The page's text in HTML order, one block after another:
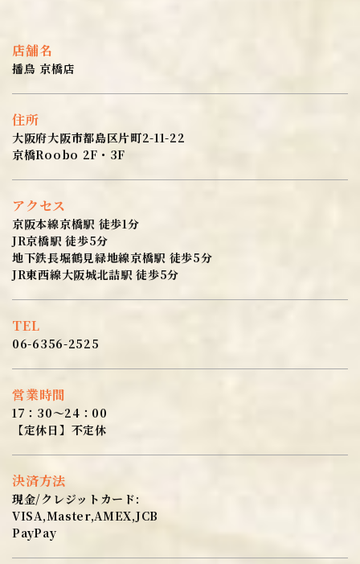
店舗名
播鳥 京橋店
住所
大阪府大阪市都島区片町2-11-22
京橋Roobo 2F・3F
アクセス
京阪本線京橋駅 徒歩1分
JR京橋駅 徒歩5分
地下鉄長堀鶴見緑地線京橋駅 徒歩5分
JR東西線大阪城北詰駅 徒歩5分
TEL
06-6356-2525
営業時間
17：30～24：00
【定休日】不定休
決済方法
現金/クレジットカード:
VISA,Master,AMEX,JCB
PayPay